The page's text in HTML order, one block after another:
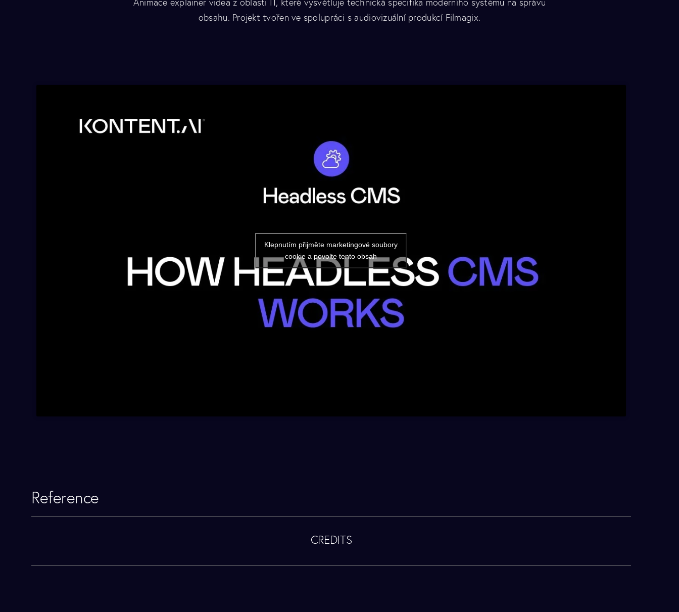
obsahu. Projekt tvořen ve spolupráci s audiovizuální produkcí Filmagix.
Klepnutím přijměte marketingové soubory
cookie a povolte tento obsah
Reference
CREDITS